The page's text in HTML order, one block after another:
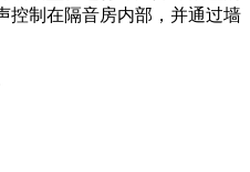
控制在隔音房内部，并通过墙